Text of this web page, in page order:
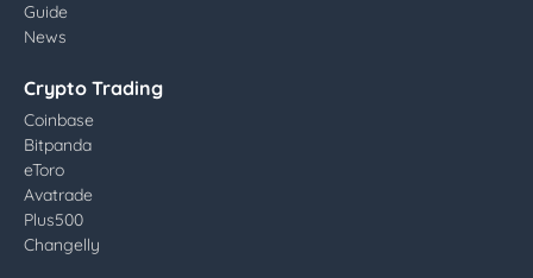
Guide
News
Crypto Trading
Coinbase
Bitpanda
eToro
Avatrade
Plus500
Changelly